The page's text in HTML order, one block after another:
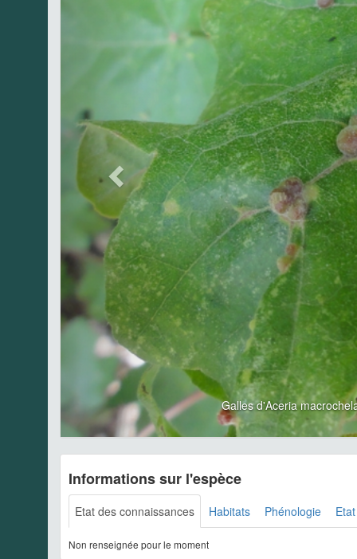
Galles d'Aceria
Informations sur l'espèce
Etat des connaissances Habitats Phénologie
Non renseignée pour le moment